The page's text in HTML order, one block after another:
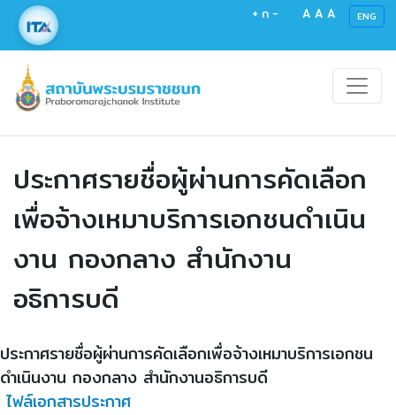
+ ก - A A A ENG
ประกาศรายชื่อผู้ผ่านการคัดเลือก
เพื่อจ้างเหมาบริการเอกชนดำเนิน
งาน กองกลาง สำนักงาน
อธิการบดี
ประกาศรายชื่อผู้ผ่านการคัดเลือกเพื่อจ้างเหมาบริการเอกชน
ดำเนินงาน กองกลาง สำนักงานอธิการบดี
ไฟล์เอกสารประกาศ